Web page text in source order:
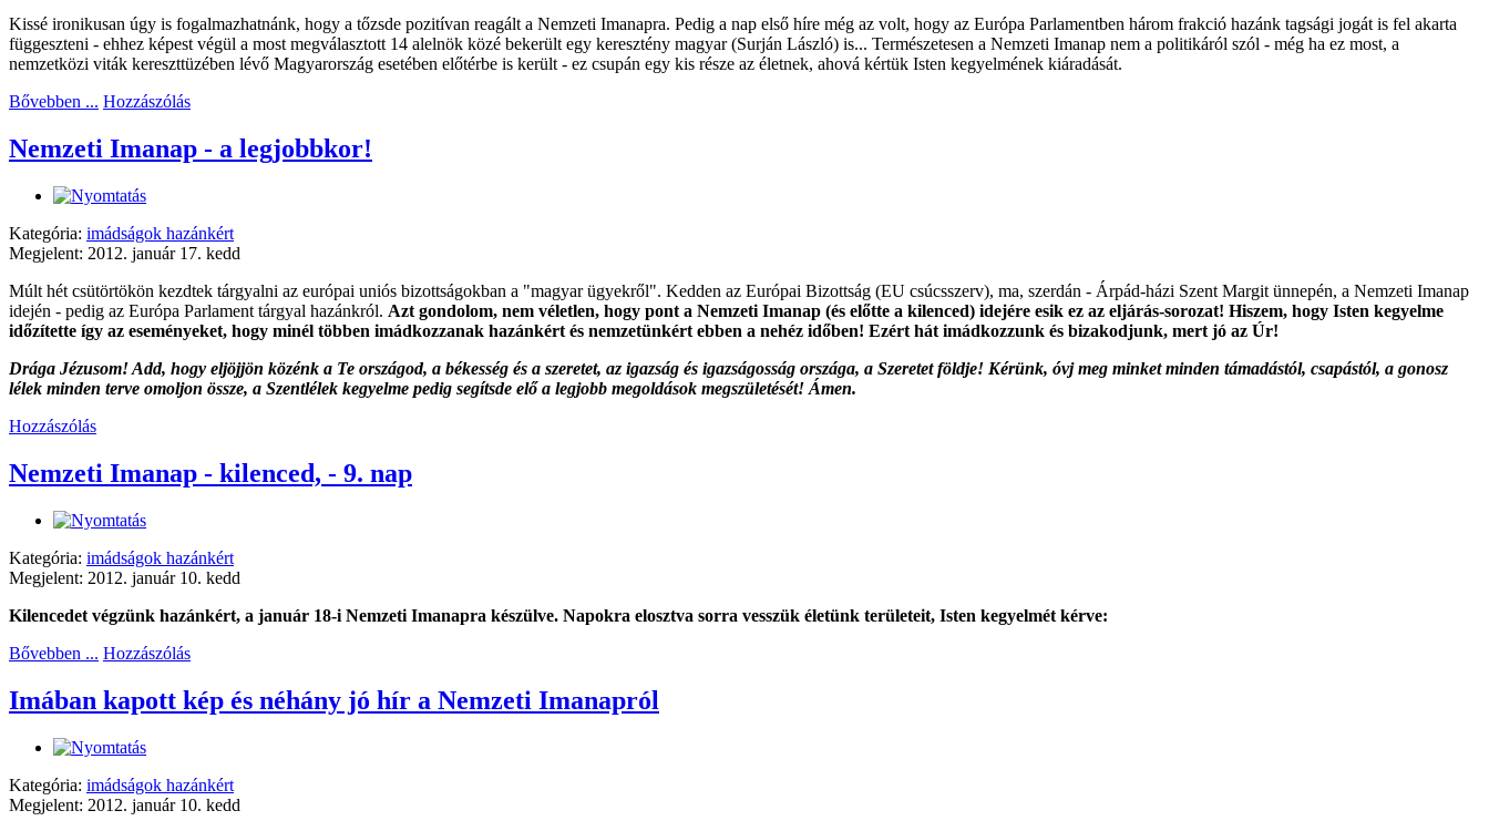
Kissé ironikusan úgy is fogalmazhatnánk, hogy a tőzsde pozitívan reagált a Nemzeti Imanapra. Pedig a nap első híre még az volt, hogy az Európa Parlamentben három frakció hazánk tagsági jogát is fel akarta
függeszteni - ehhez képest végül a most megválasztott 14 alelnök közé bekerült egy keresztény magyar (Surján László) is... Természetesen a Nemzeti Imanap nem a politikáról szól - még ha ez most, a
nemzetközi viták kereszttüzében lévő Magyarország esetében előtérbe is került - ez csupán egy kis része az életnek, ahová kértük Isten kegyelmének kiáradását.
Bővebben ... Hozzászólás
Nemzeti Imanap - a legjobbkor!
Kategória: imádságok hazánkért
Megjelent: 2012. január 17. kedd
Múlt hét csütörtökön kezdtek tárgyalni az európai uniós bizottságokban a "magyar ügyekről". Kedden az Európai Bizottság (EU csúcsszerv), ma, szerdán - Árpád-házi Szent Margit ünnepén, a Nemzeti Imanap
idején - pedig az Európa Parlament tárgyal hazánkról. Azt gondolom, nem véletlen, hogy pont a Nemzeti Imanap (és előtte a kilenced) idejére esik ez az eljárás-sorozat! Hiszem, hogy Isten kegyelme
időzítette így az eseményeket, hogy minél többen imádkozzanak hazánkért és nemzetünkért ebben a nehéz időben! Ezért hát imádkozzunk és bizakodjunk, mert jó az Úr!
Drága Jézusom! Add, hogy eljöjjön közénk a Te országod, a békesség és a szeretet, az igazság és igazságosság országa, a Szeretet földje! Kérünk, óvj meg minket minden támadástól, csapástól, a gonosz
lélek minden terve omoljon össze, a Szentlélek kegyelme pedig segítsde elő a legjobb megoldások megszületését! Ámen.
Hozzászólás
Nemzeti Imanap - kilenced, - 9. nap
Kategória: imádságok hazánkért
Megjelent: 2012. január 10. kedd
Kilencedet végzünk hazánkért, a január 18-i Nemzeti Imanapra készülve. Napokra elosztva sorra vesszük életünk területeit, Isten kegyelmét kérve:
Bővebben ... Hozzászólás
Imában kapott kép és néhány jó hír a Nemzeti Imanapról
Kategória: imádságok hazánkért
Megjelent: 2012. január 10. kedd